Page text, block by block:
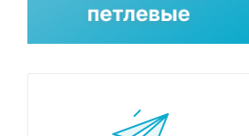
Пуансон 1/2&quot;